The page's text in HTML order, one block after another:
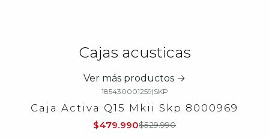
Cajas acusticas
Ver más productos
-9% OFF
185430001259|SKP
Caja Activa Q15 Mkii Skp 8000969
$479.990$529.990